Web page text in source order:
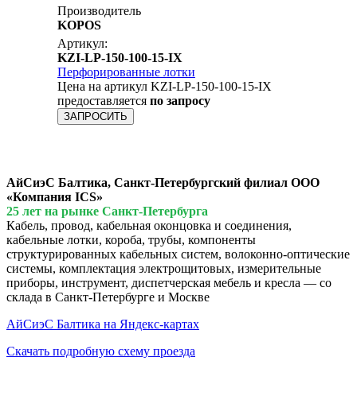
Производитель
KOPOS
Артикул:
KZI-LP-150-100-15-IX
Перфорированные лотки
Цена на артикул KZI-LP-150-100-15-IX
предоставляется по запросу
ЗАПРОСИТЬ
АйСиэС Балтика, Санкт-Петербургский филиал ООО
«Компания ICS»
25 лет на рынке Санкт-Петербурга
Кабель, провод, кабельная оконцовка и соединения,
кабельные лотки, короба, трубы, компоненты
структурированных кабельных систем, волоконно-оптические
системы, комплектация электрощитовых, измерительные
приборы, инструмент, диспетчерская мебель и кресла — со
склада в Санкт-Петербурге и Москве
АйСиэС Балтика на Яндекс-картах
Скачать подробную схему проезда